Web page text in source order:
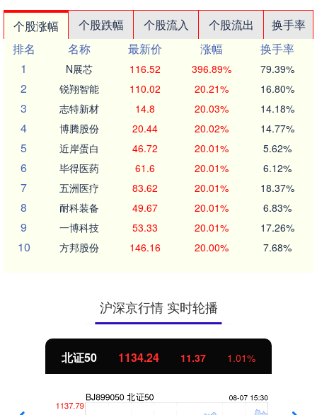
个股涨幅 个股跌幅 个股流入 个股流出
换手率
排名
名称 最新价 涨幅
换手率
1
N展芯 116.52 396.89% 79.39%
2 锐翔智能 110.02 20.21% 16.80%
3 志特新材 14.8 20.03% 14.18%
4 博腾股份 20.44 20.02% 14.77%
5 近岸蛋白 46.72 20.01% 5.62%
6 毕得医药 61.6 20.01% 6.12%
7 五洲医疗 83.62 20.01% 18.37%
8 耐科装备 49.67 20.01% 6.83%
9 一博科技 53.33 20.01% 17.26%
10 方邦股份 146.16 20.00% 7.68%
沪深京行情 实时轮播
北证50 1134.24 11.37 1.01%